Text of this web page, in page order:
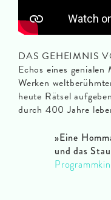
DAS GEHEIMNIS
Echos eines
Werken
heute Rätsel
durch 400 Jahre
»Eine
und das